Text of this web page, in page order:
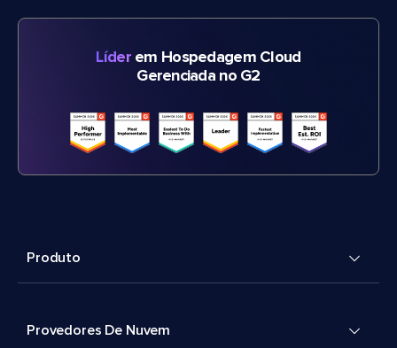
Líderem Hospedagem Cloud
Gerenciada no G2
Produto
Provedores De Nuvem